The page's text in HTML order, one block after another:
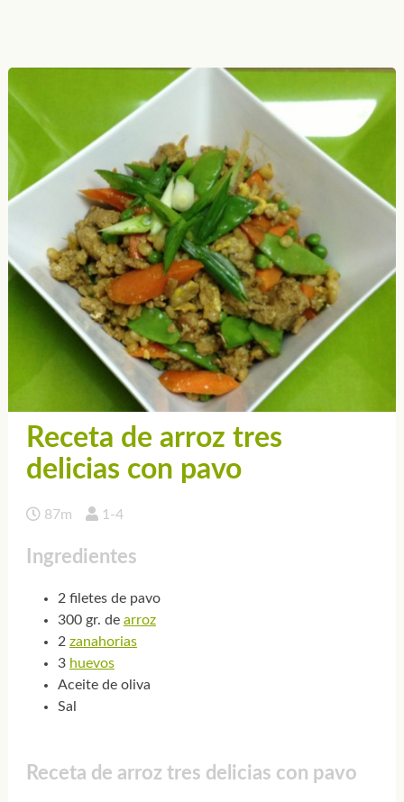
Receta de arroz tres
delicias con pavo
87m 1-4
Ingredientes
2 filetes de pavo
300 gr. de arroz
2 zanahorias
3 huevos
Aceite de oliva
Sal
Receta de arroz tres delicias con pavo